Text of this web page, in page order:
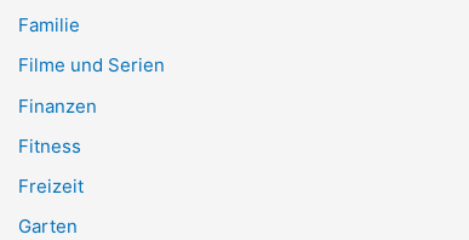
Familie
Filme und Serien
Finanzen
Fitness
Freizeit
Garten